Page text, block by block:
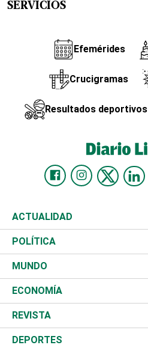
SERVICIOS
Efemérides
Crucigramas
Resultados deportivos
ACTUALIDAD
Nacional
Ciudad
Educación
Salud
Justicia
POLÍTICA
Partidos
JCE
TSE
Congreso Nacional
MUNDO
Estados Unidos
América Latina
Haití
ECONOMÍA
Finanzas
Turismo
REVISTA
Música
DEPORTES